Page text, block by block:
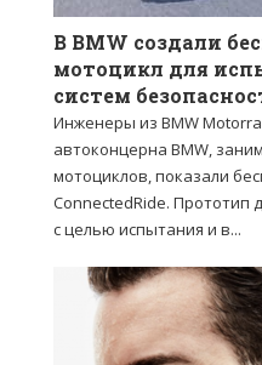
В BMW создали
мотоцикл для
систем
Инженеры из BMW
автоконцерна BMW,
мотоциклов, показали
ConnectedRide. Прототип
с целью испытания и в...